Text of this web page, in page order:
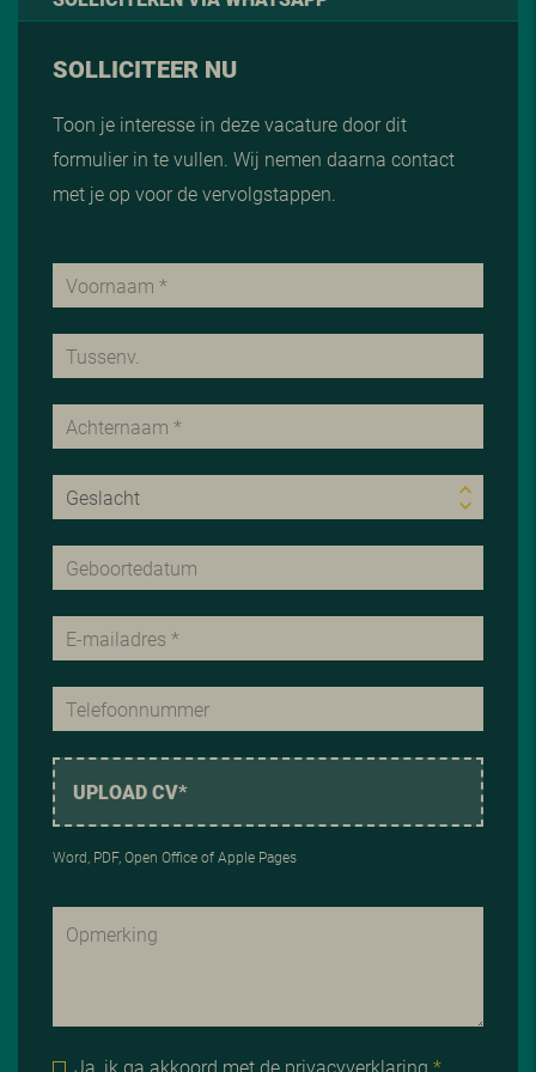
SOLLICITEER NU
Toon je interesse in deze vacature door dit
formulier in te vullen. Wij nemen daarna contact
met je op voor de vervolgstappen.
UPLOAD CV*
Word, PDF, Open Office of Apple Pages
Ja, ik ga akkoord met de privacyverklaring *